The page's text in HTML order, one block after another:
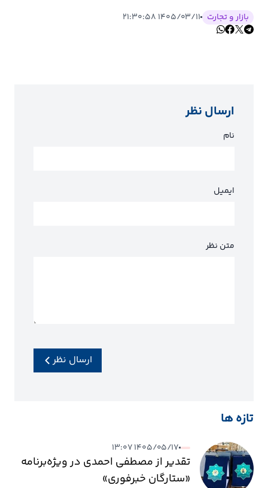
بازار و تجارت ۱۴۰۵/۰۳/۱۱ ۲۱:۳۰:۵۸
ارسال نظر
نام
ایمیل
متن نظر
ارسال نظر
تازه ها
۱۴۰۵/۰۵/۱۷ ۱۳:۰۷
تقدیر از مصطفی احمدی در ویژه‌برنامه
«ستارگان خبرفوری»